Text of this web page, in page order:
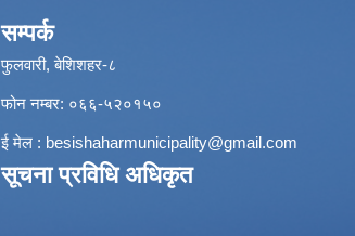
सम्पर्क
फुलवारी, बेशिशहर-८
फोन नम्बर: ०६६-५२०१५०
ई मेल : besishaharmunicipality@gmail.com
सूचना प्रविधि अधिकृत